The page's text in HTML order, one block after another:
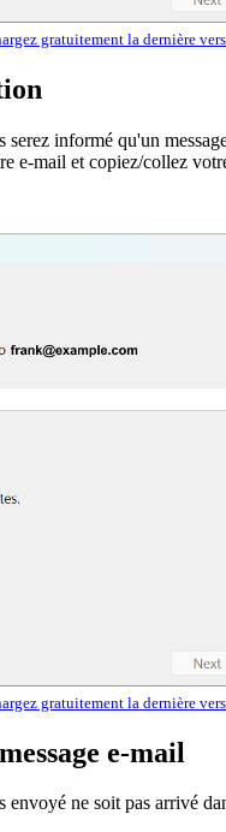
gratuitement la dernière
serez informé qu'un
e-mail et copiez/collez
gratuitement la dernière
e-mail
ne soit pas arrivé